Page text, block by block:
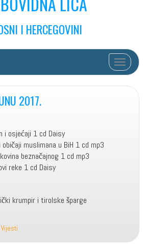
I HERCEGOVINI
Toggle
2017.
i osjećaji 1 cd Daisy
muslimana u BiH 1 cd mp3
beznačajnog 1 cd mp3
reke 1 cd Daisy
krumpir i tirolske šparge
Vijesti